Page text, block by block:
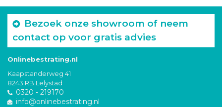
Bezoek onze showroom of neem
contact op voor gratis advies
Onlinebestrating.nl
Kaapstanderweg 41
8243 RB Lelystad
0320 - 219170
info@onlinebestrating.nl